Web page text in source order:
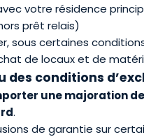
votre résidence
prêt relais)
sous certaines
de locaux et de
conditions
une majoration
.
de garantie sur